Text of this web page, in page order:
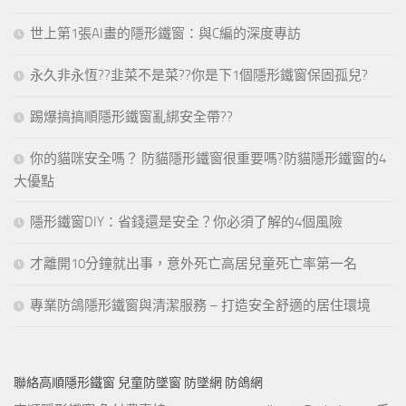
世上第1張AI畫的隱形鐵窗：與C編的深度專訪
永久非永恆??韭菜不是菜??你是下1個隱形鐵窗保固孤兒?
踢爆搞搞順隱形鐵窗亂綁安全帶??
你的貓咪安全嗎？ 防貓隱形鐵窗很重要嗎?防貓隱形鐵窗的4
大優點
隱形鐵窗DIY：省錢還是安全？你必須了解的4個風險
才離開10分鐘就出事，意外死亡高居兒童死亡率第一名
專業防鴿隱形鐵窗與清潔服務 – 打造安全舒適的居住環境
聯絡高順隱形鐵窗 兒童防墜窗 防墜網 防鴿網